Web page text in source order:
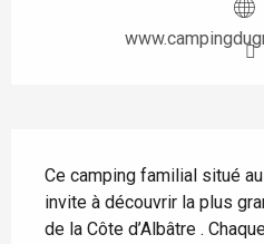
Ce camping familial situé
invite à découvrir la plus
de la Côte d’Albâtre .